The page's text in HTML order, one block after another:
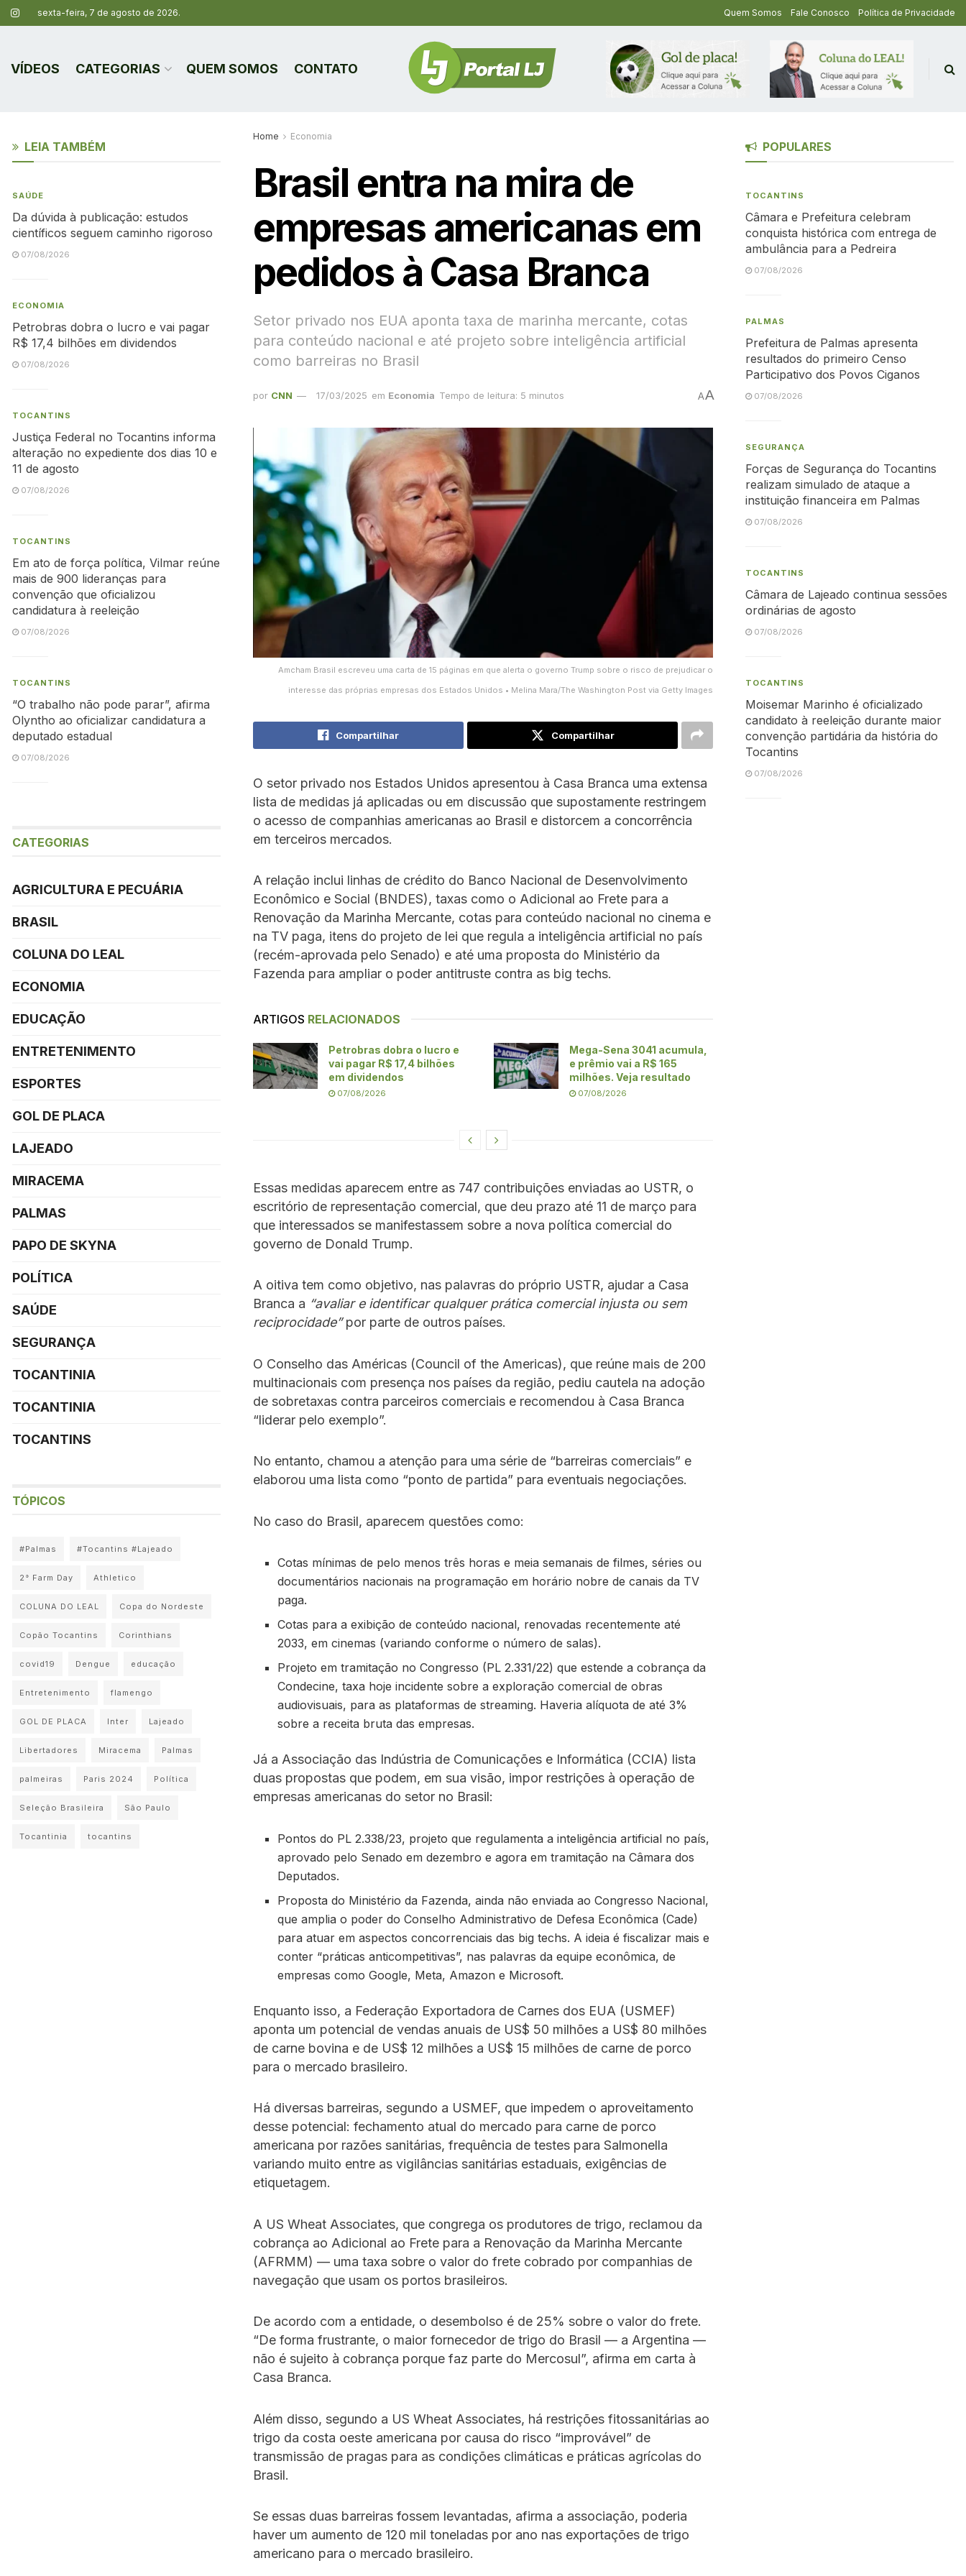
sexta-feira, 7 de agosto de 2026. Quem Somos Fale Conosco Política de Privacidade
VÍDEOS CATEGORIAS QUEM SOMOS CONTATO
Home Economia
Brasil entra na mira de
empresas americanas em
pedidos à Casa Branca
Setor privado nos EUA aponta taxa de marinha mercante, cotas
para conteúdo nacional e até projeto sobre inteligência artificial
como barreiras no Brasil
por CNN 17/03/2025 em Economia Tempo de leitura: 5 minutos AA
Amcham Brasil escreveu uma carta de 15 páginas em que alerta o governo Trump sobre o risco de prejudicar o
interesse das próprias empresas dos Estados Unidos • Melina Mara/The Washington Post via Getty Images
Compartilhar Compartilhar
O setor privado nos Estados Unidos apresentou à Casa Branca uma extensa
lista de medidas já aplicadas ou em discussão que supostamente restringem
o acesso de companhias americanas ao Brasil e distorcem a concorrência
em terceiros mercados.
A relação inclui linhas de crédito do Banco Nacional de Desenvolvimento
Econômico e Social (BNDES), taxas como o Adicional ao Frete para a
Renovação da Marinha Mercante, cotas para conteúdo nacional no cinema e
na TV paga, itens do projeto de lei que regula a inteligência artificial no país
(recém-aprovada pelo Senado) e até uma proposta do Ministério da
Fazenda para ampliar o poder antitruste contra as big techs.
ARTIGOS RELACIONADOS
Petrobras dobra o lucro e
vai pagar R$ 17,4 bilhões
em dividendos
07/08/2026
Mega-Sena 3041 acumula,
e prêmio vai a R$ 165
milhões. Veja resultado
07/08/2026
Essas medidas aparecem entre as 747 contribuições enviadas ao USTR, o
escritório de representação comercial, que deu prazo até 11 de março para
que interessados se manifestassem sobre a nova política comercial do
governo de Donald Trump.
A oitiva tem como objetivo, nas palavras do próprio USTR, ajudar a Casa
Branca a “avaliar e identificar qualquer prática comercial injusta ou sem
reciprocidade”por parte de outros países.
O Conselho das Américas (Council of the Americas), que reúne mais de 200
multinacionais com presença nos países da região, pediu cautela na adoção
de sobretaxas contra parceiros comerciais e recomendou à Casa Branca
“liderar pelo exemplo”.
No entanto, chamou a atenção para uma série de “barreiras comerciais” e
elaborou uma lista como “ponto de partida” para eventuais negociações.
No caso do Brasil, aparecem questões como:
Cotas mínimas de pelo menos três horas e meia semanais de filmes, séries ou
documentários nacionais na programação em horário nobre de canais da TV
paga.
Cotas para a exibição de conteúdo nacional, renovadas recentemente até
2033, em cinemas (variando conforme o número de salas).
Projeto em tramitação no Congresso (PL 2.331/22) que estende a cobrança da
Condecine, taxa hoje incidente sobre a exploração comercial de obras
audiovisuais, para as plataformas de streaming. Haveria alíquota de até 3%
sobre a receita bruta das empresas.
Já a Associação das Indústria de Comunicações e Informática (CCIA) lista
duas propostas que podem, em sua visão, impor restrições à operação de
empresas americanas do setor no Brasil:
Pontos do PL 2.338/23, projeto que regulamenta a inteligência artificial no país,
aprovado pelo Senado em dezembro e agora em tramitação na Câmara dos
Deputados.
Proposta do Ministério da Fazenda, ainda não enviada ao Congresso Nacional,
que amplia o poder do Conselho Administrativo de Defesa Econômica (Cade)
para atuar em aspectos concorrenciais das big techs. A ideia é fiscalizar mais e
conter “práticas anticompetitivas”, nas palavras da equipe econômica, de
empresas como Google, Meta, Amazon e Microsoft.
Enquanto isso, a Federação Exportadora de Carnes dos EUA (USMEF)
aponta um potencial de vendas anuais de US$ 50 milhões a US$ 80 milhões
de carne bovina e de US$ 12 milhões a US$ 15 milhões de carne de porco
para o mercado brasileiro.
Há diversas barreiras, segundo a USMEF, que impedem o aproveitamento
desse potencial: fechamento atual do mercado para carne de porco
americana por razões sanitárias, frequência de testes para Salmonella
variando muito entre as vigilâncias sanitárias estaduais, exigências de
etiquetagem.
A US Wheat Associates, que congrega os produtores de trigo, reclamou da
cobrança ao Adicional ao Frete para a Renovação da Marinha Mercante
(AFRMM) — uma taxa sobre o valor do frete cobrado por companhias de
navegação que usam os portos brasileiros.
De acordo com a entidade, o desembolso é de 25% sobre o valor do frete.
“De forma frustrante, o maior fornecedor de trigo do Brasil — a Argentina —
não é sujeito à cobrança porque faz parte do Mercosul”, afirma em carta à
Casa Branca.
Além disso, segundo a US Wheat Associates, há restrições fitossanitárias ao
trigo da costa oeste americana por causa do risco “improvável” de
transmissão de pragas para as condições climáticas e práticas agrícolas do
Brasil.
Se essas duas barreiras fossem levantadas, afirma a associação, poderia
haver um aumento de 120 mil toneladas por ano nas exportações de trigo
americano para o mercado brasileiro.
LEIA TAMBÉM
SAÚDE
Da dúvida à publicação: estudos
científicos seguem caminho rigoroso
07/08/2026
ECONOMIA
Petrobras dobra o lucro e vai pagar
R$ 17,4 bilhões em dividendos
07/08/2026
TOCANTINS
Justiça Federal no Tocantins informa
alteração no expediente dos dias 10 e
11 de agosto
07/08/2026
TOCANTINS
Em ato de força política, Vilmar reúne
mais de 900 lideranças para
convenção que oficializou
candidatura à reeleição
07/08/2026
TOCANTINS
“O trabalho não pode parar”, afirma
Olyntho ao oficializar candidatura a
deputado estadual
07/08/2026
CATEGORIAS
AGRICULTURA E PECUÁRIA
BRASIL
COLUNA DO LEAL
ECONOMIA
EDUCAÇÃO
ENTRETENIMENTO
ESPORTES
GOL DE PLACA
LAJEADO
MIRACEMA
PALMAS
PAPO DE SKYNA
POLÍTICA
SAÚDE
SEGURANÇA
TOCANTINIA
TOCANTINIA
TOCANTINS
TÓPICOS
#Palmas #Tocantins #Lajeado
2° Farm Day Athletico
COLUNA DO LEAL Copa do Nordeste
Copão Tocantins Corinthians
covid19 Dengue educação
Entretenimento flamengo
GOL DE PLACA Inter Lajeado
Libertadores Miracema Palmas
palmeiras Paris 2024 Política
Seleção Brasileira São Paulo
Tocantinia tocantins
POPULARES
TOCANTINS
Câmara e Prefeitura celebram
conquista histórica com entrega de
ambulância para a Pedreira
07/08/2026
PALMAS
Prefeitura de Palmas apresenta
resultados do primeiro Censo
Participativo dos Povos Ciganos
07/08/2026
SEGURANÇA
Forças de Segurança do Tocantins
realizam simulado de ataque a
instituição financeira em Palmas
07/08/2026
TOCANTINS
Câmara de Lajeado continua sessões
ordinárias de agosto
07/08/2026
TOCANTINS
Moisemar Marinho é oficializado
candidato à reeleição durante maior
convenção partidária da história do
Tocantins
07/08/2026